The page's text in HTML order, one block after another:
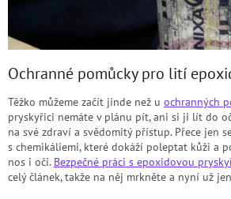
Ochranné pomůcky pro lití
Těžko můžeme začít jinde než u ochranných
pryskyřici nemáte v plánu pít, ani si ji lít do
na své zdraví a svědomitý přístup. Přece jen
s chemikáliemi, které dokáží poleptat kůži a
nos i oči. Bezpečné práci s epoxidovou
celý článek, takže na něj mrkněte a nyní už